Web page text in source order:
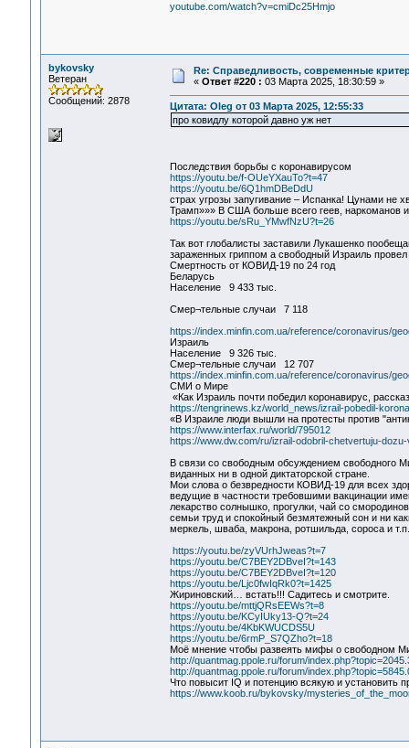
youtube.com/watch?v=cmiDc25Hmjo
bykovsky
Ветеран
Сообщений: 2878
Re: Справедливость, современные
« Ответ #220 : 03 Марта 2025, 18:30:59 »
Цитата: Oleg от 03 Марта 2025, 12:55:33
про ковидлу которой давно уж нет
Последствия борьбы с коронавирусом
https://youtu.be/f-OUeYXauTo?t=47
https://youtu.be/6Q1hmDBeDdU
страх угрозы запугивание – Испанка! Цунами не
Трамп»»» В США больше всего геев, наркоманов
https://youtu.be/sRu_YMwfNzU?t=26
Так вот глобалисты заставили Лукашенко
зараженных гриппом а свободный Израиль
Смертность от КОВИД-19 по 24 год
Беларусь
Население 9 433 тыс.
Смер¬тельные случаи 7 118
https://index.minfin.com.ua/reference/coronavirus/
Израиль
Население 9 326 тыс.
Смер¬тельные случаи 12 707
https://index.minfin.com.ua/reference/coronavirus/
СМИ о Мире
«Как Израиль почти победил коронавирус,
https://tengrinews.kz/world_news/izrail-pobedil-
«В Израиле люди вышли на протесты против
https://www.interfax.ru/world/795012
https://www.dw.com/ru/izrail-odobril-chetvertuju-
В связи со свободным обсуждением свободного
виданных ни в одной диктаторской стране.
Мои слова о безвредности КОВИД-19 для всех
ведущие в частности требовшими вакцинации
лекарство солнышко, прогулки, чай со
семьи труд и спокойный безмятежный сон и ни
меркель, шваба, макрона, ротшильда, сороса и
https://youtu.be/zyVUrhJweas?t=7
https://youtu.be/C7BEY2DBveI?t=143
https://youtu.be/C7BEY2DBveI?t=120
https://youtu.be/Ljc0fwIqRk0?t=1425
Жириновский… встать!!! Садитесь и смотрите.
https://youtu.be/mttjQRsEEWs?t=8
https://youtu.be/KCyIUky13-Q?t=24
https://youtu.be/4KbKWUCDS5U
https://youtu.be/6rmP_S7QZho?t=18
Моё мнение чтобы развеять мифы о свободном
http://quantmag.ppole.ru/forum/
http://quantmag.ppole.ru/forum/
Что повысит IQ и потенцию всякую и установить
https://www.koob.ru/bykovsky/